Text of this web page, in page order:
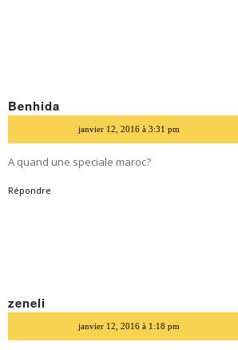
Benhida
janvier 12, 2016 à 3:31 pm
A quand une speciale maroc?
Répondre
zeneli
janvier 12, 2016 à 1:18 pm